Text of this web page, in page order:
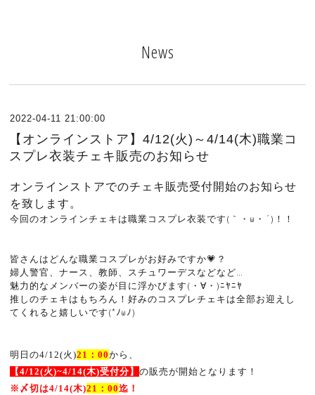
News
2022-04-11 21:00:00
【オンラインストア】4/12(火)～4/14(木)職業コ
スプレ衣装チェキ販売のお知らせ
オンラインストアでのチェキ販売受付開始のお知らせ
を致します。
今回のオンラインチェキは職業コスプレ衣装です(｀・ω・´)！！
皆さんはどんな職業コスプレがお好みですか💗？
婦人警官、ナース、教師、スチュワーデスなどなど…
魅力的なメンバーの姿が目に浮かびます(・∀・)ﾆﾔﾆﾔ
推しのチェキはもちろん！好みのコスプレチェキは全部お迎えし
てくれると嬉しいです(*ﾉωﾉ)
明日の4/12(火)21 ：00から、
【4/12(火)~4/14(木)受付分】の販売が開始となります！
※ 〆切は4/14(木)21 ：00迄！